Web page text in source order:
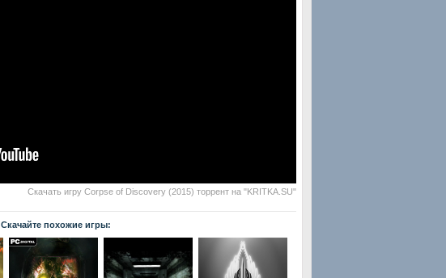
Скачать игру Corpse of Discovery (2015) торрент на "KRITKA.SU"
Скачайте похожие игры: